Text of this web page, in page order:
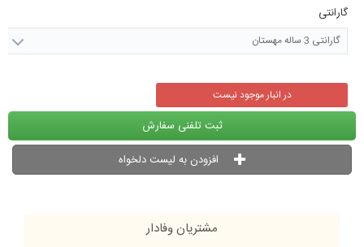
گارانتی
گارانتی 3 ساله مهستان
در انبار موجود نیست
ثبت تلفنی سفارش
افزودن به لیست دلخواه
مشتریان وفادار